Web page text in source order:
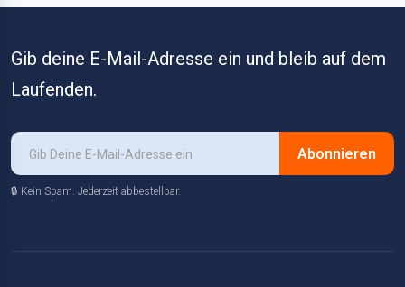
Gib deine E-Mail-Adresse ein und bleib auf dem
Laufenden.
Abonnieren
🔒 Kein Spam. Jederzeit abbestellbar.